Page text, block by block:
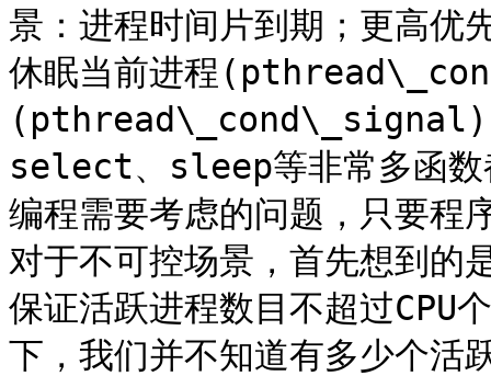
景：进程时间片到期；更高优
休眠当前进程
(pthread\_cond\_signal)；
select、sleep等非常多函数
编程需要考虑的问题，只要程
对于不可控场景，首先想到的
保证活跃进程数目不超过CPU
下，我们并不知道有多少个活